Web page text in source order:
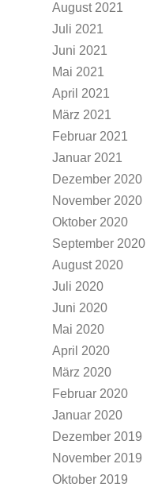
August 2021
Juli 2021
Juni 2021
Mai 2021
April 2021
März 2021
Februar 2021
Januar 2021
Dezember 2020
November 2020
Oktober 2020
September 2020
August 2020
Juli 2020
Juni 2020
Mai 2020
April 2020
März 2020
Februar 2020
Januar 2020
Dezember 2019
November 2019
Oktober 2019